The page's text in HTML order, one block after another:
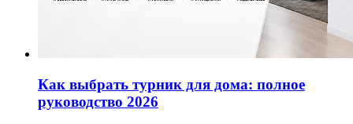
Как выбрать турник для дома: полное
руководство 2026